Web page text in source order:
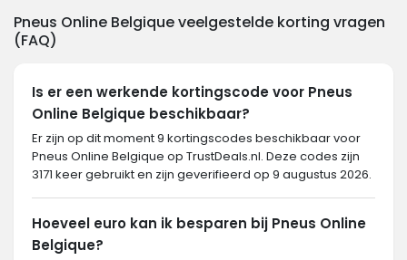
Pneus Online Belgique veelgestelde korting vragen
(FAQ)
Is er een werkende kortingscode voor Pneus
Online Belgique beschikbaar?
Er zijn op dit moment 9 kortingscodes beschikbaar voor
Pneus Online Belgique op TrustDeals.nl. Deze codes zijn
3171 keer gebruikt en zijn geverifieerd op 9 augustus 2026.
Hoeveel euro kan ik besparen bij Pneus Online
Belgique?